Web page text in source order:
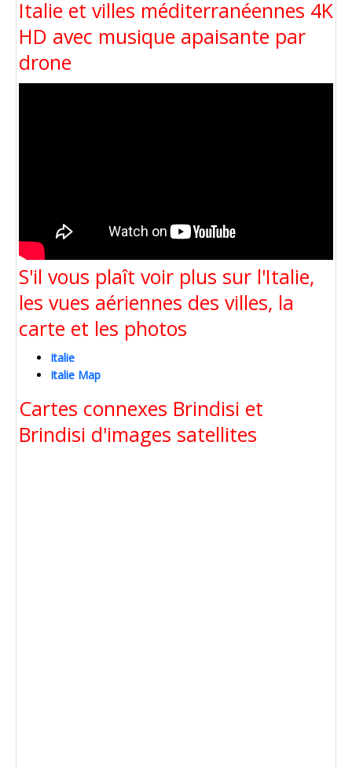
Italie et villes méditerranéennes 4K
HD avec musique apaisante par
drone
S'il vous plaît voir plus sur l'Italie,
les vues aériennes des villes, la
carte et les photos
Italie
Italie Map
Cartes connexes Brindisi et
Brindisi d'images satellites